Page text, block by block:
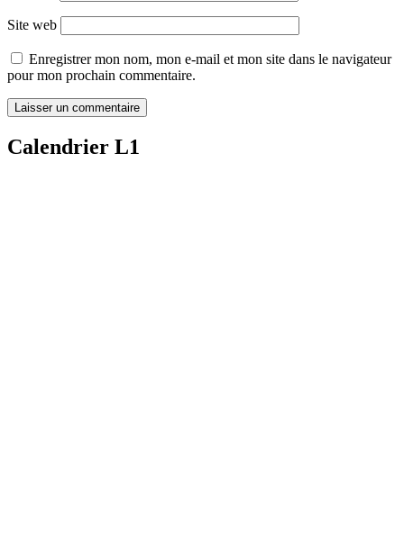
Site web
Enregistrer mon nom, mon e-mail et mon site dans le navigateur
pour mon prochain commentaire.
Calendrier L1